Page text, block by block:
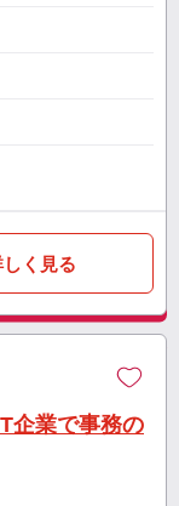
しく見る
企業で事務の